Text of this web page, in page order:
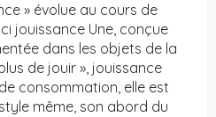
» évolue au cours de
jouissance Une, conçue
dans les objets de la
de jouir », jouissance
consommation, elle est
même, son abord du